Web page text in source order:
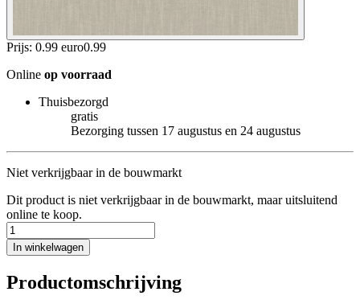
Prijs: 0.99 euro0.99
Online op voorraad
Thuisbezorgd
gratis
Bezorging tussen 17 augustus en 24 augustus
Niet verkrijgbaar in de bouwmarkt
Dit product is niet verkrijgbaar in de bouwmarkt, maar uitsluitend
online te koop.
In winkelwagen
Productomschrijving